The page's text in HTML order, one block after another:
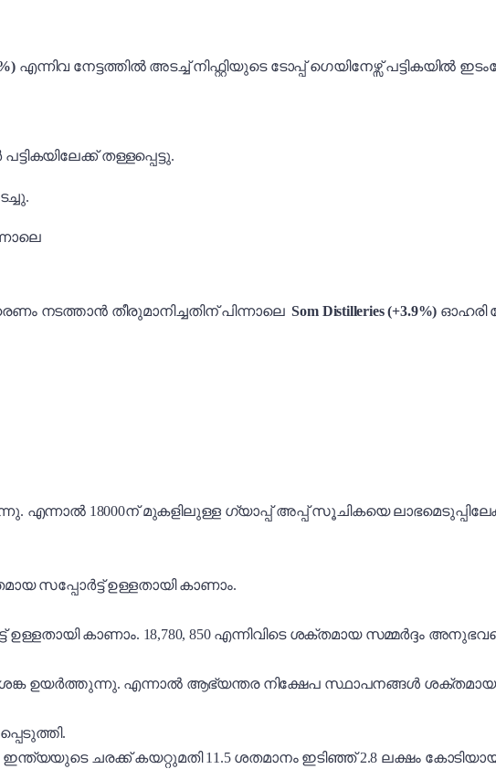
എന്നിവ നേട്ടത്തിൽ അടച്ച് നിഫ്റ്റിയുടെ ടോപ്പ് ഗെയിനേഴ്സ് പട്ടികയിൽ
തള്ളപ്പെട്ടു.
തീരുമാനിച്ചതിന് പിന്നാലെSom Distilleries (+3.9%) ഓഹരി
എന്നാൽ 18000ന് മുകളിലുള്ള ഗ്യാപ്പ് അപ്പ് സൂചികയെ
സപ്പോർട്ട് ഉള്ളതായി കാണാം.
ഉള്ളതായി കാണാം. 18,780, 850 എന്നിവിടെ ശക്തമായ സമ്മർദ്ദം
ഉയർത്തുന്നു. എന്നാൽ ആഭ്യന്തര നിക്ഷേപ സ്ഥാപനങ്ങൾ
ചരക്ക് കയറ്റുമതി 11.5 ശതമാനം ഇടിഞ്ഞ് 2.8 ലക്ഷം